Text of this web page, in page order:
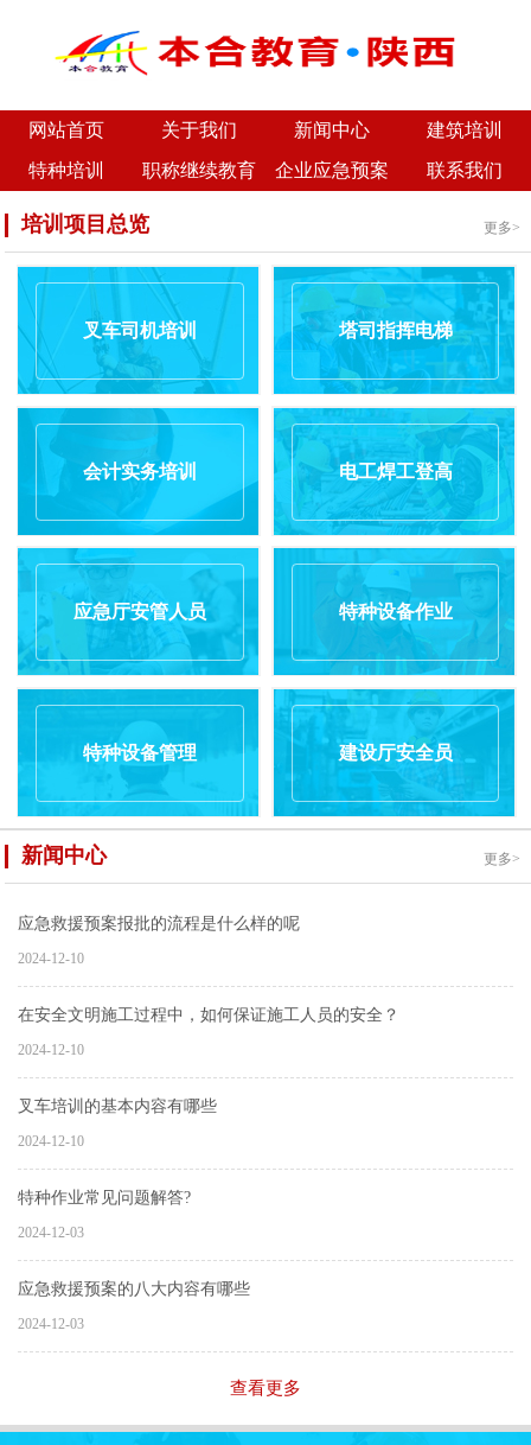
网站首页 关于我们 新闻中心
建筑培训
特种培训
职称继续教育 企业应急预案 联系我们
培训项目总览 更多>
叉车司机培训 塔司指挥电梯
会计实务培训 电工焊工登高
应急厅安管人员 特种设备作业
特种设备管理 建设厅安全员
新闻中心 更多>
应急救援预案报批的流程是什么样的呢
2024-12-10
在安全文明施工过程中，如何保证施工人员的安全？
2024-12-10
叉车培训的基本内容有哪些
2024-12-10
特种作业常见问题解答?
2024-12-03
应急救援预案的八大内容有哪些
2024-12-03
查看更多